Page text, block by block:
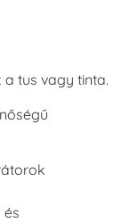
tus vagy tinta.
és